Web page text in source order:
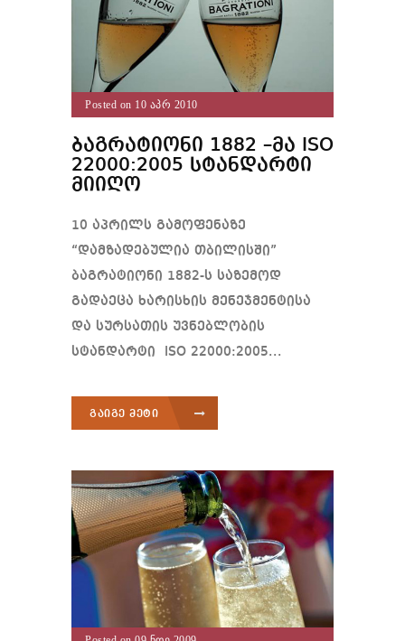
Posted on 10 აპრ 2010
ბაგრატიონი 1882 –მა ISO
22000:2005 სტანდარტი
მიიღო
10 აპრილს გამოფენაზე
“დამზადებულია თბილისში”
ბაგრატიონი 1882-ს საზემოდ
გადაეცა ხარისხის მენეჯმენტისა
და სურსათის უვნებლობის
სტანდარტი ISO 22000:2005...
გაიგე მეტი